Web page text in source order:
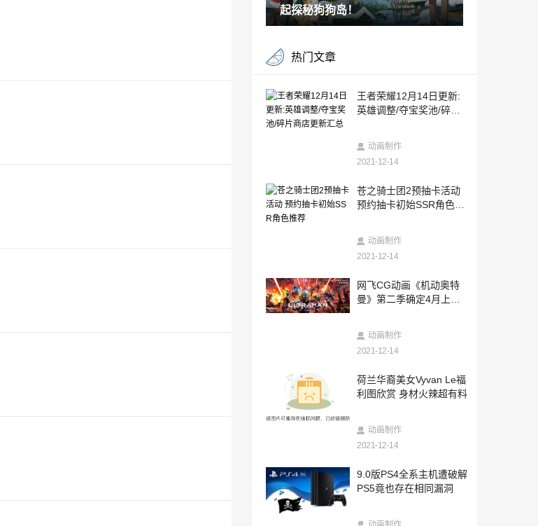
2021-12-14
《真人快打》开发商尚未准备好公布下一
款游戏
2021-12-13
职业技校学生还未毕业就被抢空：整体就
矿工声称已用上RTX 4090 Ti和RX 7000显
卡：晒出的算力惊人
2021-12-13
索尼克官方宣布 将于12月20日直播30周
6个孩子的马斯克呼吁多生孩子遭质疑：你
有时间照顾？
韩国暗黑类ARPG《Undecember》新预告
京阿尼名作《Free!》新剧场版后篇预告 4
月22日正式上映
2021-12-13
传闻：《女神异闻录5：皇家版》不会登陆
2021-12-13
《最终幻想7：重制版》1/12巴雷特人偶
售价399元
2021-12-13
起探秘狗狗岛！
热门文章
王者荣耀12月14日更新:
英雄调整/夺宝奖池/碎片
动画制作
2021-12-14
苍之骑士团2预抽卡活动
预约抽卡初始SSR角色推
动画制作
2021-12-14
网飞CG动画《机动奥特
曼》第二季确定4月上线
动画制作
2021-12-14
荷兰华裔美女Vyvan Le福
利图欣赏 身材火辣超有料
动画制作
2021-12-14
9.0版PS4全系主机遭破解
PS5竟也存在相同漏洞